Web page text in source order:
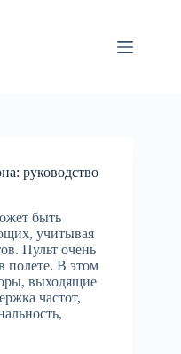
руководство
быть
учитывая
Пульт очень
полете. В этом
выходящие
частот,